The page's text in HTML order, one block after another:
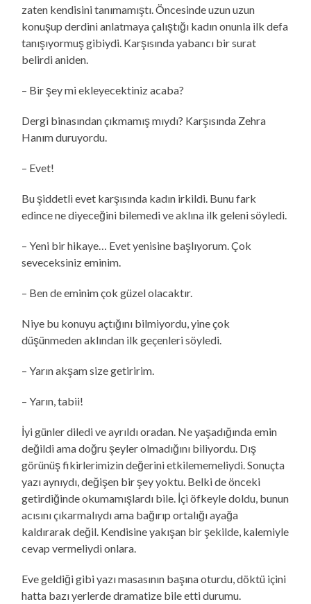
zaten kendisini tanımamıştı. Öncesinde uzun uzun
konuşup derdini anlatmaya çalıştığı kadın onunla ilk defa
tanışıyormuş gibiydi. Karşısında yabancı bir surat
belirdi aniden.
– Bir şey mi ekleyecektiniz acaba?
Dergi binasından çıkmamış mıydı? Karşısında Zehra
Hanım duruyordu.
– Evet!
Bu şiddetli evet karşısında kadın irkildi. Bunu fark
edince ne diyeceğini bilemedi ve aklına ilk geleni söyledi.
– Yeni bir hikaye… Evet yenisine başlıyorum. Çok
seveceksiniz eminim.
– Ben de eminim çok güzel olacaktır.
Niye bu konuyu açtığını bilmiyordu, yine çok
düşünmeden aklından ilk geçenleri söyledi.
– Yarın akşam size getiririm.
– Yarın, tabii!
İyi günler diledi ve ayrıldı oradan. Ne yaşadığında emin
değildi ama doğru şeyler olmadığını biliyordu. Dış
görünüş fikirlerimizin değerini etkilememeliydi. Sonuçta
yazı aynıydı, değişen bir şey yoktu. Belki de önceki
getirdiğinde okumamışlardı bile. İçi öfkeyle doldu, bunun
acısını çıkarmalıydı ama bağırıp ortalığı ayağa
kaldırarak değil. Kendisine yakışan bir şekilde, kalemiyle
cevap vermeliydi onlara.
Eve geldiği gibi yazı masasının başına oturdu, döktü içini
hatta bazı yerlerde dramatize bile etti durumu.